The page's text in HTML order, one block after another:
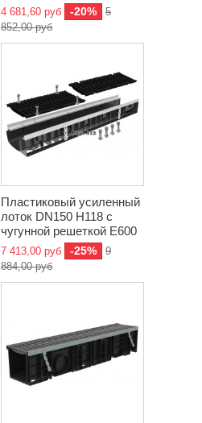
4 681,60 руб -20%
5
852,00 руб
Пластиковый усиленный
лоток DN150 H118 с
чугунной решеткой E600
7 413,00 руб -25%
9
884,00 руб